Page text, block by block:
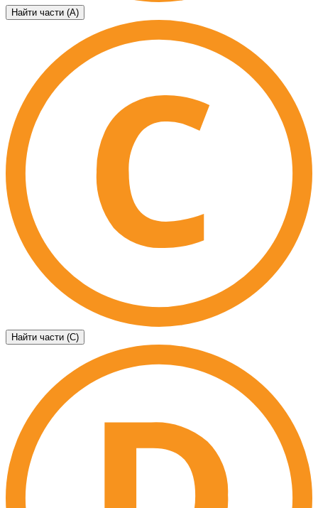
Найти части (А)
Найти части (C)